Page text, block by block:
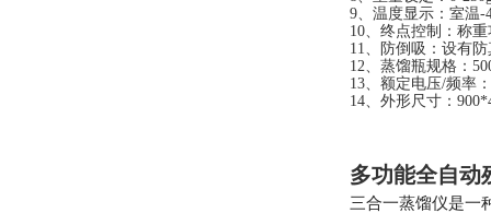
9、温度显示：室温-
10、终点控制：称
11、防倒吸：设有
12、蒸馏瓶规格：
13、额定电压/频率
14、外形尺寸：
多功能全自动
三合一蒸馏仪是一